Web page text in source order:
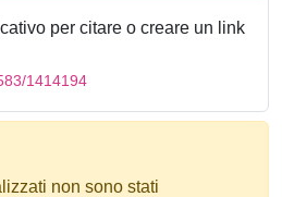
per citare o creare un link
1414194
non sono stati